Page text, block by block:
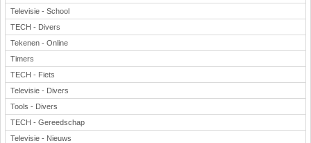
Televisie - School
TECH - Divers
Tekenen - Online
Timers
TECH - Fiets
Televisie - Divers
Tools - Divers
TECH - Gereedschap
Televisie - Nieuws